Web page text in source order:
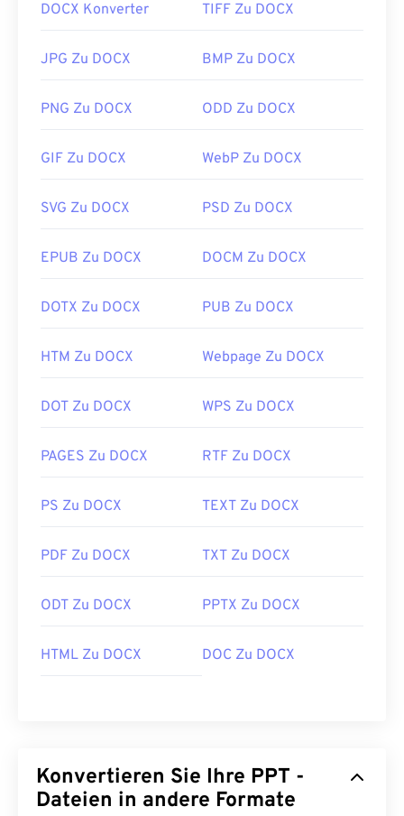
DOCX Konverter TIFF Zu DOCX
JPG Zu DOCX BMP Zu DOCX
PNG Zu DOCX ODD Zu DOCX
GIF Zu DOCX WebP Zu DOCX
SVG Zu DOCX PSD Zu DOCX
EPUB Zu DOCX DOCM Zu DOCX
DOTX Zu DOCX PUB Zu DOCX
HTM Zu DOCX Webpage Zu DOCX
DOT Zu DOCX WPS Zu DOCX
PAGES Zu DOCX RTF Zu DOCX
PS Zu DOCX TEXT Zu DOCX
PDF Zu DOCX TXT Zu DOCX
ODT Zu DOCX PPTX Zu DOCX
HTML Zu DOCX DOC Zu DOCX
Konvertieren Sie Ihre PPT -
Dateien in andere Formate